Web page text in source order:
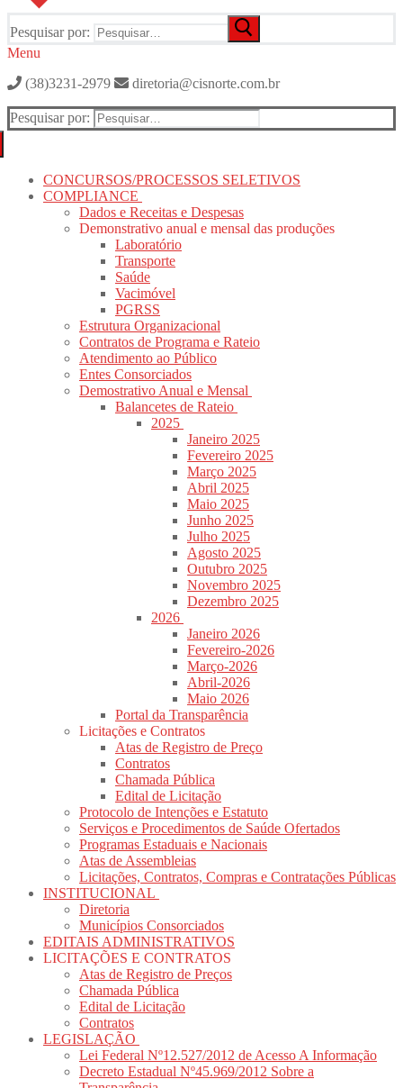
Pesquisar por:
Menu
(38)3231-2979
diretoria@cisnorte.com.br
Pesquisar por:
CONCURSOS/PROCESSOS SELETIVOS
COMPLIANCE
Dados e Receitas e Despesas
Demonstrativo anual e mensal das produções
Laboratório
Transporte
Saúde
Vacimóvel
PGRSS
Estrutura Organizacional
Contratos de Programa e Rateio
Atendimento ao Público
Entes Consorciados
Demostrativo Anual e Mensal
Balancetes de Rateio
2025
Janeiro 2025
Fevereiro 2025
Março 2025
Abril 2025
Maio 2025
Junho 2025
Julho 2025
Agosto 2025
Outubro 2025
Novembro 2025
Dezembro 2025
2026
Janeiro 2026
Fevereiro-2026
Março-2026
Abril-2026
Maio 2026
Portal da Transparência
Licitações e Contratos
Atas de Registro de Preço
Contratos
Chamada Pública
Edital de Licitação
Protocolo de Intenções e Estatuto
Serviços e Procedimentos de Saúde Ofertados
Programas Estaduais e Nacionais
Atas de Assembleias
Licitações, Contratos, Compras e Contratações Públicas
INSTITUCIONAL
Diretoria
Municípios Consorciados
EDITAIS ADMINISTRATIVOS
LICITAÇÕES E CONTRATOS
Atas de Registro de Preços
Chamada Pública
Edital de Licitação
Contratos
LEGISLAÇÃO
Lei Federal Nº12.527/2012 de Acesso A Informação
Decreto Estadual Nº45.969/2012 Sobre a